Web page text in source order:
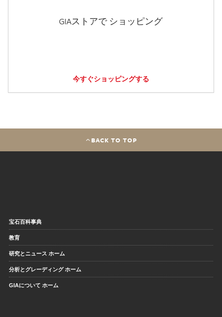
GIAストアで ショッピング
今すぐショッピングする
BACK TO TOP
宝石百科事典
教育
研究とニュース ホーム
分析とグレーディング ホーム
GIAについて ホーム